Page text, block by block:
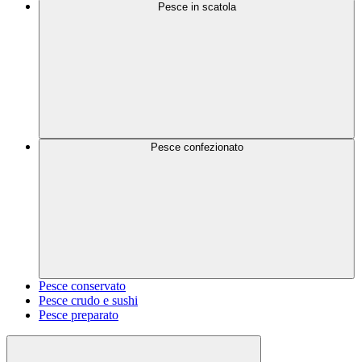
Pesce in scatola
Pesce confezionato
Pesce conservato
Pesce crudo e sushi
Pesce preparato